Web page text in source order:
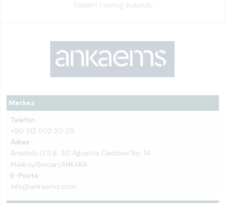
Merkez
Telefon
+90 312 502 30 35
Adres
Anadolu O.S.B. 30 Ağustos Caddesi No: 14
Malıköy/Sincan/ANKARA
E-Posta
info@ankaems.com
Toplam 1 sonuç bulundu